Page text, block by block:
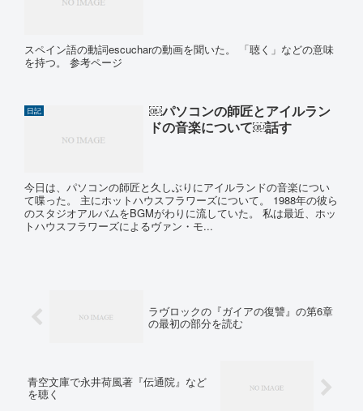
スペイン語の動詞escucharの動画を聞いた。 「聴く」などの意味
を持つ。 参考ページ
日記
￼パソコンの師匠とアイルラン
ドの音楽について￼話す
今日は、パソコンの師匠と久しぶりにアイルランドの音楽につい
て喋った。 主にホットハウスフラワーズについて。 1988年の彼ら
のスタジオアルバムをBGMがわりに流していた。 私は最近、ホッ
トハウスフラワーズによるヴァン・モ...
ラヴロックの『ガイアの復讐』の第6章
の最初の部分を読む
青空文庫で永井荷風著『伝通院』など
を聴く